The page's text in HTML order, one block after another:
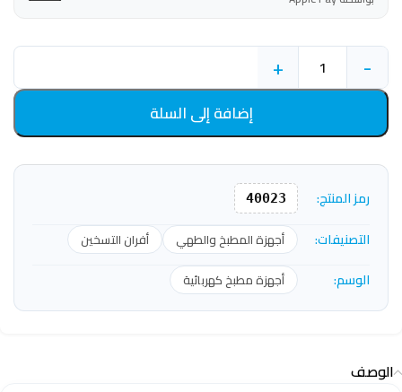
-
+
إضافة إلى السلة
رمز المنتج: 40023
التصنيفات: أجهزة المطبخ والطهي أفران التسخين
الوسم: أجهزة مطبخ كهربائية
الوصف